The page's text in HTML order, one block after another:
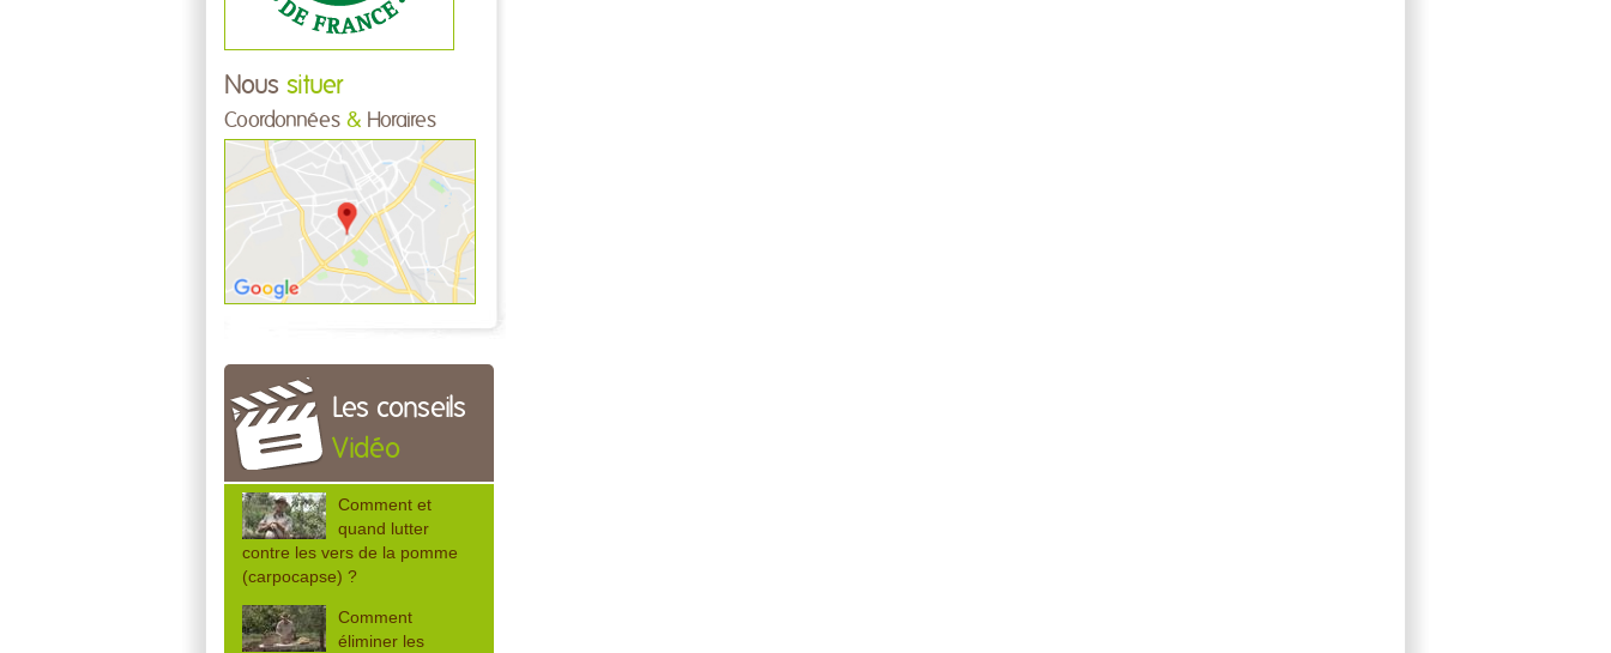
Nous situer
Coordonnées & Horaires
Les conseils
Vidéo
Comment et
quand lutter
contre les vers de la pomme
(carpocapse) ?
Comment
éliminer les